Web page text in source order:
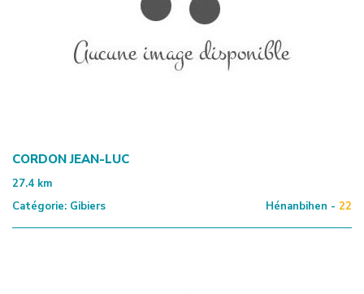
CORDON JEAN-LUC
27.4 km
Catégorie: Gibiers Hénanbihen - 22